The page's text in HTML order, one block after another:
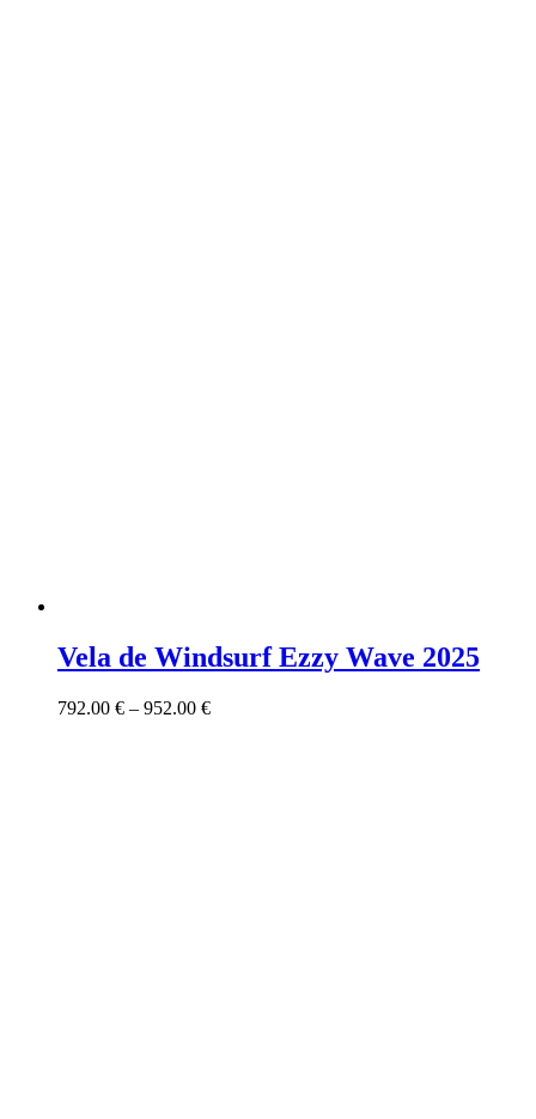
Vela de Windsurf Ezzy Wave 2025
792.00 € – 952.00 €